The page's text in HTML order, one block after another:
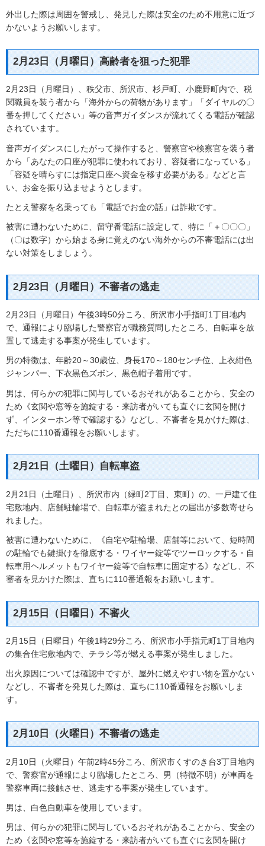
外出した際は周囲を警戒し、発見した際は安全のため不用意に近づ
かないようお願いします。
2月23日（月曜日）高齢者を狙った犯罪
2月23日（月曜日）、秩父市、所沢市、杉戸町、小鹿野町内で、税
関職員を装う者から「海外からの荷物があります」「ダイヤルの〇
番を押してください」等の音声ガイダンスが流れてくる電話が確認
されています。
音声ガイダンスにしたがって操作すると、警察官や検察官を装う者
から「あなたの口座が犯罪に使われており、容疑者になっている」
「容疑を晴らすには指定口座へ資金を移す必要がある」などと言
い、お金を振り込ませようとします。
たとえ警察を名乗っても「電話でお金の話」は詐欺です。
被害に遭わないために、留守番電話に設定して、特に「＋〇〇〇」
（〇は数字）から始まる身に覚えのない海外からの不審電話には出
ない対策をしましょう。
2月23日（月曜日）不審者の逃走
2月23日（月曜日）午後3時50分ころ、所沢市小手指町1丁目地内
で、通報により臨場した警察官が職務質問したところ、自転車を放
置して逃走する事案が発生しています。
男の特徴は、年齢20～30歳位、身長170～180センチ位、上衣紺色
ジャンパー、下衣黒色ズボン、黒色帽子着用です。
男は、何らかの犯罪に関与しているおそれがあることから、安全の
ため《玄関や窓等を施錠する・来訪者がいても直ぐに玄関を開け
ず、インターホン等で確認する》などし、不審者を見かけた際は、
ただちに110番通報をお願いします。
2月21日（土曜日）自転車盗
2月21日（土曜日）、所沢市内（緑町2丁目、東町）の、一戸建て住
宅敷地内、店舗駐輪場で、自転車が盗まれたとの届出が多数寄せら
れました。
被害に遭わないために、《自宅や駐輪場、店舗等において、短時間
の駐輪でも鍵掛けを徹底する・ワイヤー錠等でツーロックする・自
転車用ヘルメットもワイヤー錠等で自転車に固定する》などし、不
審者を見かけた際は、直ちに110番通報をお願いします。
2月15日（日曜日）不審火
2月15日（日曜日）午後1時29分ころ、所沢市小手指元町1丁目地内
の集合住宅敷地内で、チラシ等が燃える事案が発生しました。
出火原因については確認中ですが、屋外に燃えやすい物を置かない
などし、不審者を発見した際は、直ちに110番通報をお願いしま
す。
2月10日（火曜日）不審者の逃走
2月10日（火曜日）午前2時45分ころ、所沢市くすのき台3丁目地内
で、警察官が通報により臨場したところ、男（特徴不明）が車両を
警察車両に接触させ、逃走する事案が発生しています。
男は、白色自動車を使用しています。
男は、何らかの犯罪に関与しているおそれがあることから、安全の
ため《玄関や窓等を施錠する・来訪者がいても直ぐに玄関を開け